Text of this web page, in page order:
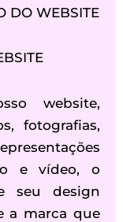
DO WEBSITE
website,
fotografias,
e vídeo, o
seu design
a marca que